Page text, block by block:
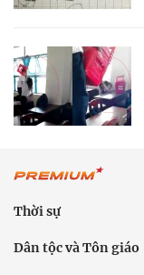
Thời sự
Dân tộc và Tôn giáo